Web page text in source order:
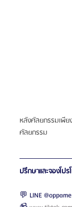
หลังศัลยกรรมเพี
ศัลยกรรม
ปรึกษาและจองโป
💬 LINE